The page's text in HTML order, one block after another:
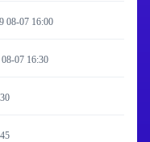
08-07 16:00
08-07 16:30